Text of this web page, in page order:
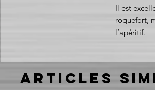
Il est
roquefort,
l’apéritif.
Articles